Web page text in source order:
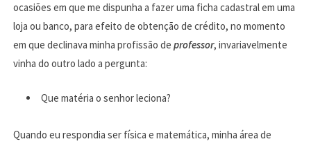
ocasiões em que me dispunha a fazer uma ficha cadastral em uma
loja ou banco, para efeito de obtenção de crédito, no momento
em que declinava minha profissão de professor, invariavelmente
vinha do outro lado a pergunta:
Que matéria o senhor leciona?
Quando eu respondia ser física e matemática, minha área de